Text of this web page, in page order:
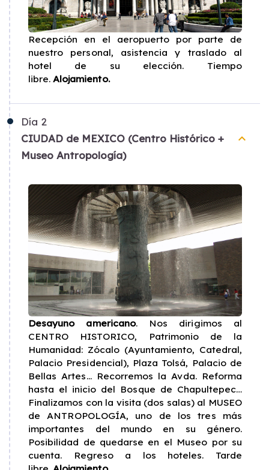
Recepción en el aeropuerto por parte de
nuestro personal, asistencia y traslado al
hotel de su elección. Tiempo
libre.Alojamiento.
Día 2
CIUDAD de MEXICO (Centro Histórico +
Museo Antropología)
keyboard_arrow_up
Desayuno americano. Nos dirigimos al
CENTRO HISTORICO, Patrimonio de la
Humanidad: Zócalo (Ayuntamiento, Catedral,
Palacio Presidencial), Plaza Tolsá, Palacio de
Bellas Artes... Recorremos la Avda. Reforma
hasta el inicio del Bosque de Chapultepec…
Finalizamos con la visita (dos salas) al MUSEO
de ANTROPOLOGÍA, uno de los tres más
importantes del mundo en su género.
Posibilidad de quedarse en el Museo por su
cuenta. Regreso a los hoteles. Tarde